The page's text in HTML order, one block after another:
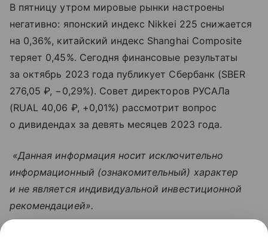
В пятницу утром мировые рынки настроены
негативно: японский индекс Nikkei 225 снижается
на 0,36%, китайский индекс Shanghai Composite
теряет 0,45%. Сегодня финансовые результаты
за октябрь 2023 года публикует Сбербанк (SBER
276,05 ₽, −0,29%). Совет директоров РУСАЛа
(RUAL 40,06 ₽, +0,01%) рассмотрит вопрос
о дивидендах за девять месяцев 2023 года.
​ «Данная информация носит исключительно
информационный (ознакомительный) характер
и не является индивидуальной инвестиционной
рекомендацией».